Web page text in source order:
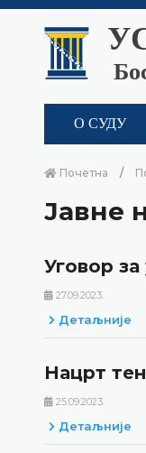
О СУДУ
Почетна
Јавне
Уговор
27.09.2023.
Детаљније
Нацрт
25.09.2023.
Детаљније